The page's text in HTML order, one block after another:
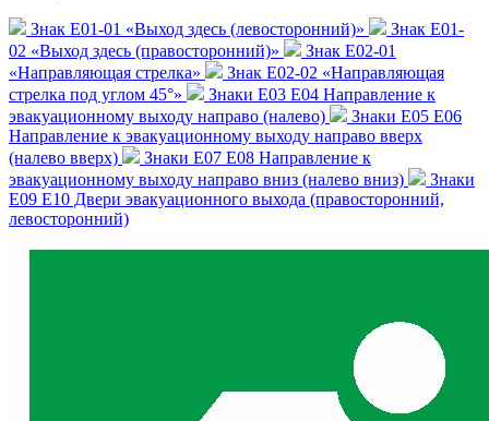
Знак E01-01 «Выход здесь (левосторонний)»
Знак E01-
02 «Выход здесь (правосторонний)»
Знак E02-01
«Направляющая стрелка»
Знак E02-02 «Направляющая
стрелка под углом 45°»
Знаки Е03 Е04 Направление к
эвакуационному выходу направо (налево)
Знаки Е05 Е06
Направление к эвакуационному выходу направо вверх
(налево вверх)
Знаки Е07 Е08 Направление к
эвакуационному выходу направо вниз (налево вниз)
Знаки
Е09 Е10 Двери эвакуационного выхода (правосторонний,
левосторонний)